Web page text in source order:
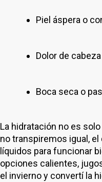
Piel áspera o
Dolor de
Boca seca o
La hidratación no es
no transpiremos igual,
líquidos para funcionar
opciones calientes,
el invierno y convertí la